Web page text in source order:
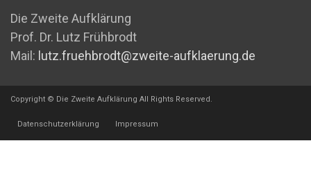
Die Zweite Aufklärung
Prof. Dr. Lutz Frühbrodt
Mail: lutz.fruehbrodt@zweite-aufklaerung.de
Copyright © Die Zweite Aufklärung All Rights Reserved.
Datenschutzerklärung Impressum